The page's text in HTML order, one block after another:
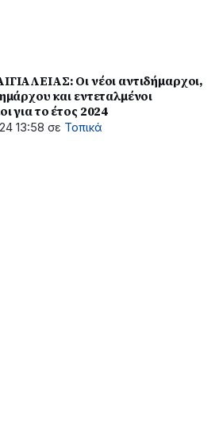
Οι νέοι αντιδήμαρχοι,
και εντεταλμένοι
για το έτος 2024
13:58 σε Τοπικά